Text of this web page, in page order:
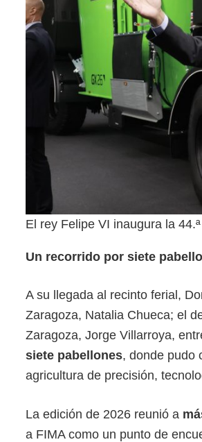
El rey Felipe VI inaugura la
Un recorrido por siete
A su llegada al recinto ferial,
Zaragoza, Natalia Chueca; el
Zaragoza, Jorge Villarroya,
siete pabellones, donde pudo
agricultura de precisión,
La edición de 2026 reunió a
a FIMA como un punto de